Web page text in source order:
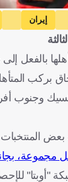
إيران
السعودية
الإكوادور ضد
بنما ضد
العربيةوجنوب
أفضل 8 منتخبات
"أوبتا"